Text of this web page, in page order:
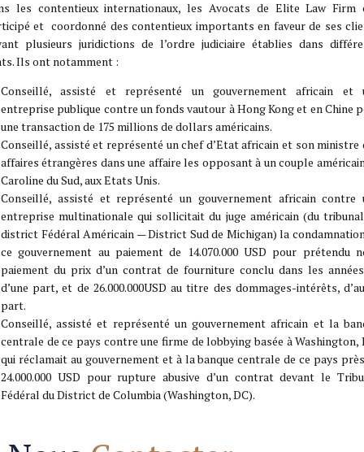
les contentieux internationaux, les Avocats de Elite Law Firm
et coordonné des contentieux importants en faveur de ses
plusieurs juridictions de l’ordre judiciaire établies dans
Ils ont notamment :
Conseillé, assisté et représenté un gouvernement africain et
entreprise publique contre un fonds vautour à Hong Kong et en Chine
une transaction de 175 millions de dollars américains.
Conseillé, assisté et représenté un chef d’Etat africain et son ministre
affaires étrangères dans une affaire les opposant à un couple
Caroline du Sud, aux Etats Unis.
Conseillé, assisté et représenté un gouvernement africain contre
entreprise multinationale qui sollicitait du juge américain (du
district Fédéral Américain — District Sud de Michigan) la
ce gouvernement au paiement de 14.070.000 USD pour prétendu
paiement du prix d’un contrat de fourniture conclu dans les
d’une part, et de 26.000.000USD au titre des dommages-intérêts,
part.
Conseillé, assisté et représenté un gouvernement africain et la
centrale de ce pays contre une firme de lobbying basée à Washington,
qui réclamait au gouvernement et à la banque centrale de ce pays
24.000.000 USD pour rupture abusive d’un contrat devant le
Fédéral du District de Columbia (Washington, DC).